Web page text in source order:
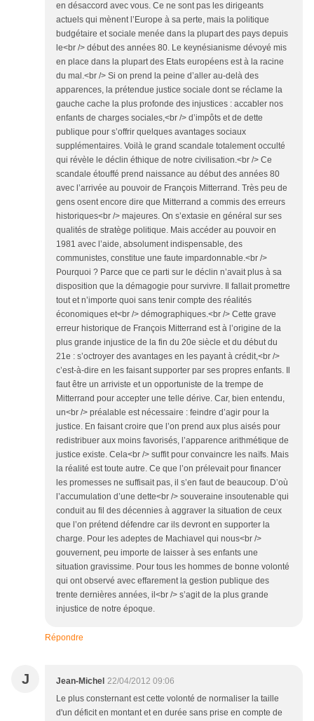
en désaccord avec vous. Ce ne sont pas les dirigeants
actuels qui mènent l’Europe à sa perte, mais la politique
budgétaire et sociale menée dans la plupart des pays depuis
le<br /> début des années 80. Le keynésianisme dévoyé mis
en place dans la plupart des Etats européens est à la racine
du mal.<br /> Si on prend la peine d’aller au-delà des
apparences, la prétendue justice sociale dont se réclame la
gauche cache la plus profonde des injustices : accabler nos
enfants de charges sociales,<br /> d’impôts et de dette
publique pour s’offrir quelques avantages sociaux
supplémentaires. Voilà le grand scandale totalement occulté
qui révèle le déclin éthique de notre civilisation.<br /> Ce
scandale étouffé prend naissance au début des années 80
avec l’arrivée au pouvoir de François Mitterrand. Très peu de
gens osent encore dire que Mitterrand a commis des erreurs
historiques<br /> majeures. On s’extasie en général sur ses
qualités de stratège politique. Mais accéder au pouvoir en
1981 avec l’aide, absolument indispensable, des
communistes, constitue une faute impardonnable.<br />
Pourquoi ? Parce que ce parti sur le déclin n’avait plus à sa
disposition que la démagogie pour survivre. Il fallait promettre
tout et n’importe quoi sans tenir compte des réalités
économiques et<br /> démographiques.<br /> Cette grave
erreur historique de François Mitterrand est à l’origine de la
plus grande injustice de la fin du 20e siècle et du début du
21e : s’octroyer des avantages en les payant à crédit,<br />
c’est-à-dire en les faisant supporter par ses propres enfants. Il
faut être un arriviste et un opportuniste de la trempe de
Mitterrand pour accepter une telle dérive. Car, bien entendu,
un<br /> préalable est nécessaire : feindre d’agir pour la
justice. En faisant croire que l’on prend aux plus aisés pour
redistribuer aux moins favorisés, l’apparence arithmétique de
justice existe. Cela<br /> suffit pour convaincre les naïfs. Mais
la réalité est toute autre. Ce que l’on prélevait pour financer
les promesses ne suffisait pas, il s’en faut de beaucoup. D’où
l’accumulation d’une dette<br /> souveraine insoutenable qui
conduit au fil des décennies à aggraver la situation de ceux
que l’on prétend défendre car ils devront en supporter la
charge. Pour les adeptes de Machiavel qui nous<br />
gouvernent, peu importe de laisser à ses enfants une
situation gravissime. Pour tous les hommes de bonne volonté
qui ont observé avec effarement la gestion publique des
trente dernières années, il<br /> s’agit de la plus grande
injustice de notre époque.
Répondre
J Jean-Michel 22/04/2012 09:06
Le plus consternant est cette volonté de normaliser la taille
d'un déficit en montant et en durée sans prise en compte de